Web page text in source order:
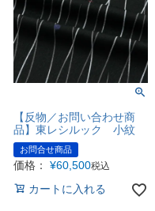
【反物／お問い合わせ商
品】東レシルック 小紋
お問合せ商品
価格： ¥60,500税込
カートに入れる